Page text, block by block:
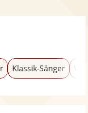
Klassik-Sänger